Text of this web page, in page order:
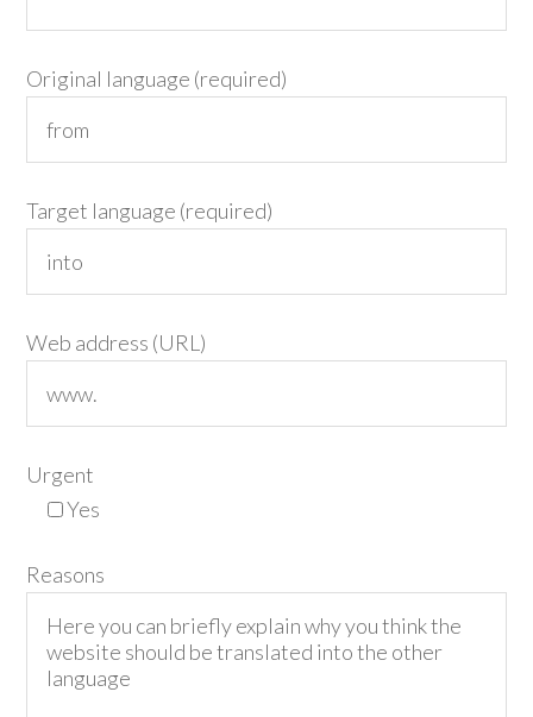
Original language (required)
Target language (required)
Web address (URL)
Urgent
Yes
Reasons